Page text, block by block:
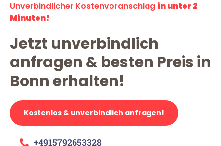
Unverbindlicher Kostenvoranschlag in unter 2
Minuten!
Jetzt unverbindlich
anfragen & besten Preis in
Bonn erhalten!
Kostenlos & unverbindlich anfragen!
+4915792653328